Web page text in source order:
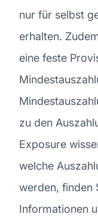
nur für selbst
erhalten.
eine feste
zu den
Exposure
welche
werden, finden
Informationen